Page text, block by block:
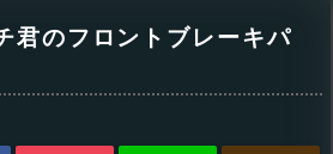
君のフロントブレーキパ